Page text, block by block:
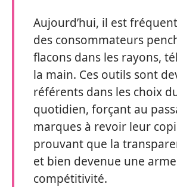
Aujourd’hui, il est
des consommateurs
flacons dans les rayons,
la main. Ces outils sont
référents dans les choix
quotidien, forçant au
marques à revoir leur
prouvant que la
et bien devenue une
compétitivité.